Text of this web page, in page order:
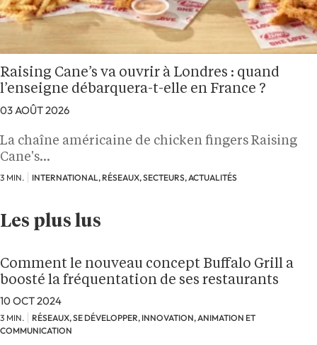
Raising Cane’s va ouvrir à Londres : quand
l’enseigne débarquera-t-elle en France ?
03 AOÛT 2026
La chaîne américaine de chicken fingers Raising
Cane's…
3 MIN. INTERNATIONAL, RÉSEAUX, SECTEURS, ACTUALITÉS
Les plus lus
Comment le nouveau concept Buffalo Grill a
boosté la fréquentation de ses restaurants
10 OCT 2024
3 MIN.
RÉSEAUX, SE DÉVELOPPER, INNOVATION, ANIMATION ET
COMMUNICATION